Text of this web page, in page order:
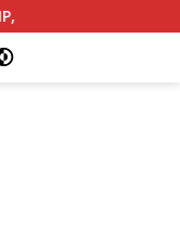
Jangan Bangun